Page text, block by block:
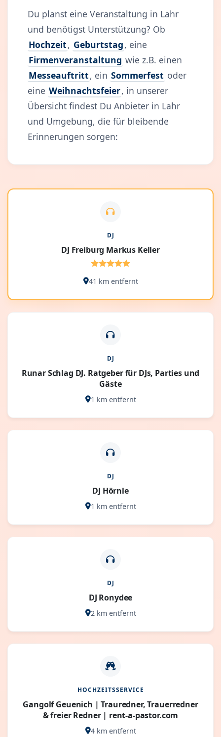
Du planst eine Veranstaltung in Lahr
und benötigst Unterstützung? Ob
Hochzeit, Geburtstag, eine
Firmenveranstaltung wie z.B. einen
Messeauftritt, ein Sommerfest oder
eine Weihnachtsfeier, in unserer
Übersicht findest Du Anbieter in Lahr
und Umgebung, die für bleibende
Erinnerungen sorgen:
DJ
DJ Freiburg Markus Keller
41 km entfernt
DJ
Runar Schlag DJ. Ratgeber für DJs, Parties und
Gäste
1 km entfernt
DJ
DJ Hörnle
1 km entfernt
DJ
DJ Ronydee
2 km entfernt
HOCHZEITSSERVICE
Gangolf Geuenich | Trauredner, Trauerredner
& freier Redner | rent-a-pastor.com
4 km entfernt